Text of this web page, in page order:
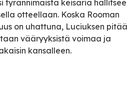
tyrannimaista keisaria hallitsee
otteellaan. Koska Rooman
on uhattuna, Luciuksen pitää
vääryyksistä voimaa ja
kansalleen.